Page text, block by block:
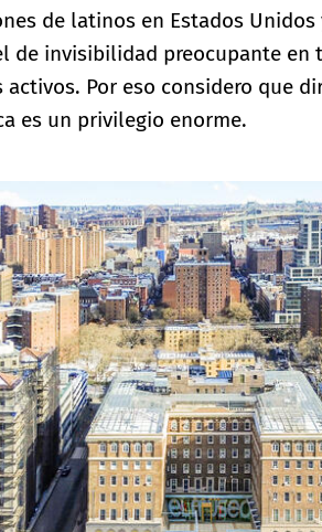
de latinos en Estados
de invisibilidad preocupante
Por eso considero que
es un privilegio enorme.